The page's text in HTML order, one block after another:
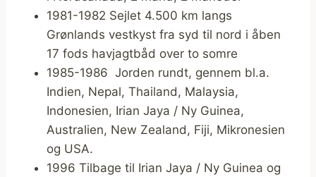
1981-1982 Sejlet 4.500 km langs
Grønlands vestkyst fra syd til nord i åben
17 fods havjagtbåd over to somre
1985-1986 Jorden rundt, gennem bl.a.
Indien, Nepal, Thailand, Malaysia,
Indonesien, Irian Jaya / Ny Guinea,
Australien, New Zealand, Fiji, Mikronesien
og USA.
1996 Tilbage til Irian Jaya / Ny Guinea og